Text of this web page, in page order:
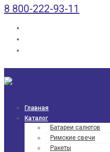
8 800-222-93-11
Главная
Каталог
Батареи салютов
Римские свечи
Ракеты